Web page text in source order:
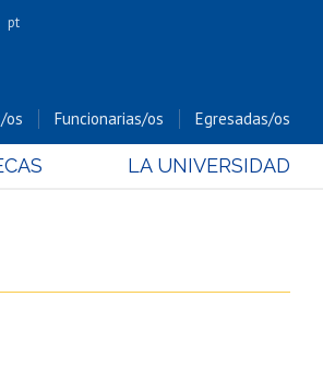
pt
os Funcionarias/os Egresadas/os
LA UNIVERSIDAD